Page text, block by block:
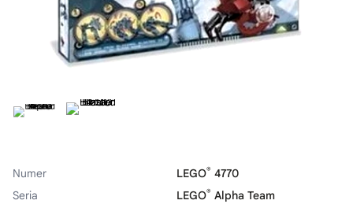
Numer LEGO® 4770
Seria
LEGO® Alpha Team